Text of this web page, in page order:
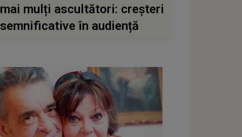
mai mulți ascultători: creșteri
semnificative în audiență